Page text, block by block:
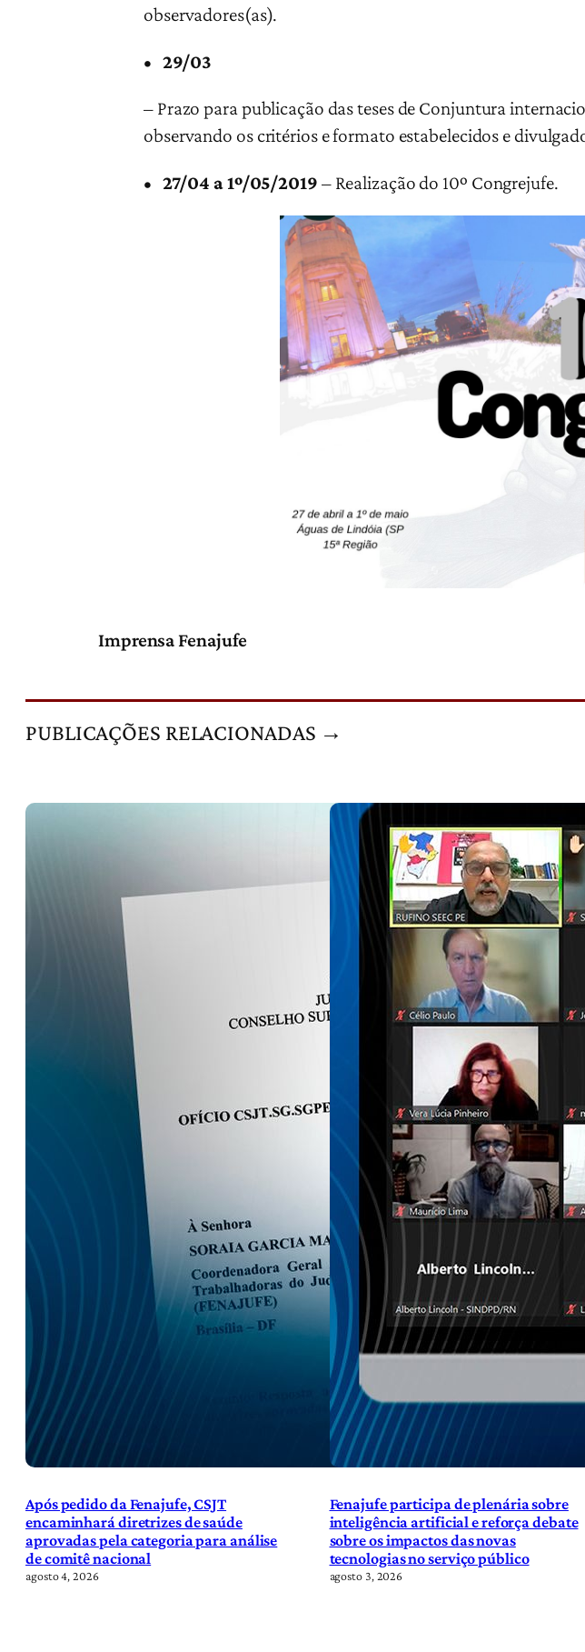
observadores(as).
• 29/03
– Prazo para publicação das teses de Conjuntura
observando os critérios e formato estabelecidos e
• 27/04 a 1º/05/2019 – Realização do 10º Congrejufe.
Imprensa Fenajufe
PUBLICAÇÕES RELACIONADAS →
Após pedido da Fenajufe, CSJT
encaminhará diretrizes de saúde
aprovadas pela categoria para análise
de comitê nacional
agosto 4, 2026
Fenajufe participa de plenária sobre
inteligência artificial e reforça debate
sobre os impactos das novas
tecnologias no serviço público
agosto 3, 2026